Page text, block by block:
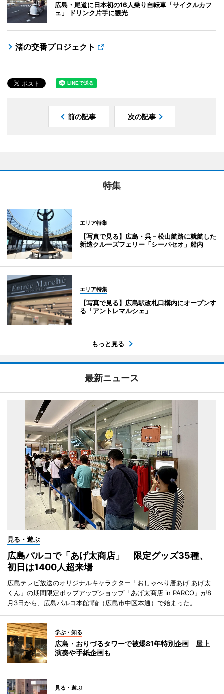
広島・尾道に日本初の16人乗り自転車「サイクルカフ
ェ」 ドリンク片手に観光
渚の交番プロジェクト
前の記事 次の記事
特集
エリア特集
【写真で見る】広島・呉－松山航路に就航した
新造クルーズフェリー「シーパセオ」船内
エリア特集
【写真で見る】広島駅改札口構内にオープンす
る「アントレマルシェ」
もっと見る
最新ニュース
見る・遊ぶ
広島パルコで「あげ太商店」 限定グッズ35種、
初日は1400人超来場
広島テレビ放送のオリジナルキャラクター「おしゃべり唐あげ あげ太
くん」の期間限定ポップアップショップ「あげ太商店 in PARCO」が8
月3日から、広島パルコ本館1階（広島市中区本通）で始まった。
学ぶ・知る
広島・おりづるタワーで被爆81年特別企画 屋上
演奏や手紙企画も
見る・遊ぶ